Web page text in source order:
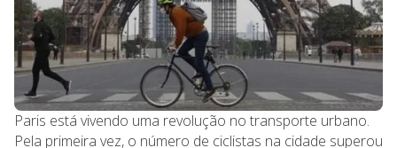
Paris está vivendo uma revolução no transporte urbano.
Pela primeira vez, o número de ciclistas na cidade superou